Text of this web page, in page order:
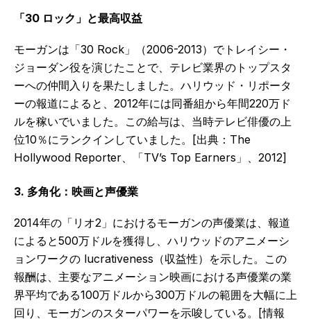
「30 ロック」と最高収益
モーガンは「30 Rock」（2006-2013）でトレイシー・
ジョーダン役を演じたことで、テレビ業界のトップスタ
ーへの仲間入りを果たしました。ハリウッド・リポータ
ーの報道によると、2012年には同番組から年間220万ド
ルを稼いでいました。この給与は、当時テレビ俳優の上
位10％にランクインしていました。[出典：The
Hollywood Reporter、「TV’s Top Earners」、2012]
3. 多角化：映画と声優業
2014年の「リオ2」におけるモーガンの声優業は、報道
によると500万ドルを獲得し、ハリウッドのアニメーシ
ョンワークの lucrativeness（収益性）を示した。この
報酬は、主要なアニメーション映画における声優業の業
界平均である100万ドルから300万ドルの範囲を大幅に上
回り、モーガンのスターパワーを示唆している。[情報